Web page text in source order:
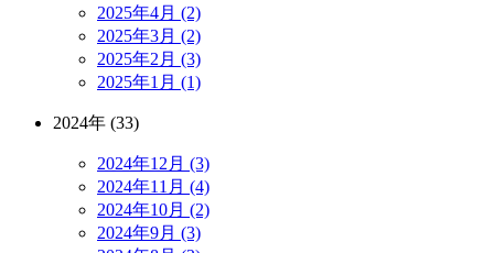
2025年4月 (2)
2025年3月 (2)
2025年2月 (3)
2025年1月 (1)
2024年 (33)
2024年12月 (3)
2024年11月 (4)
2024年10月 (2)
2024年9月 (3)